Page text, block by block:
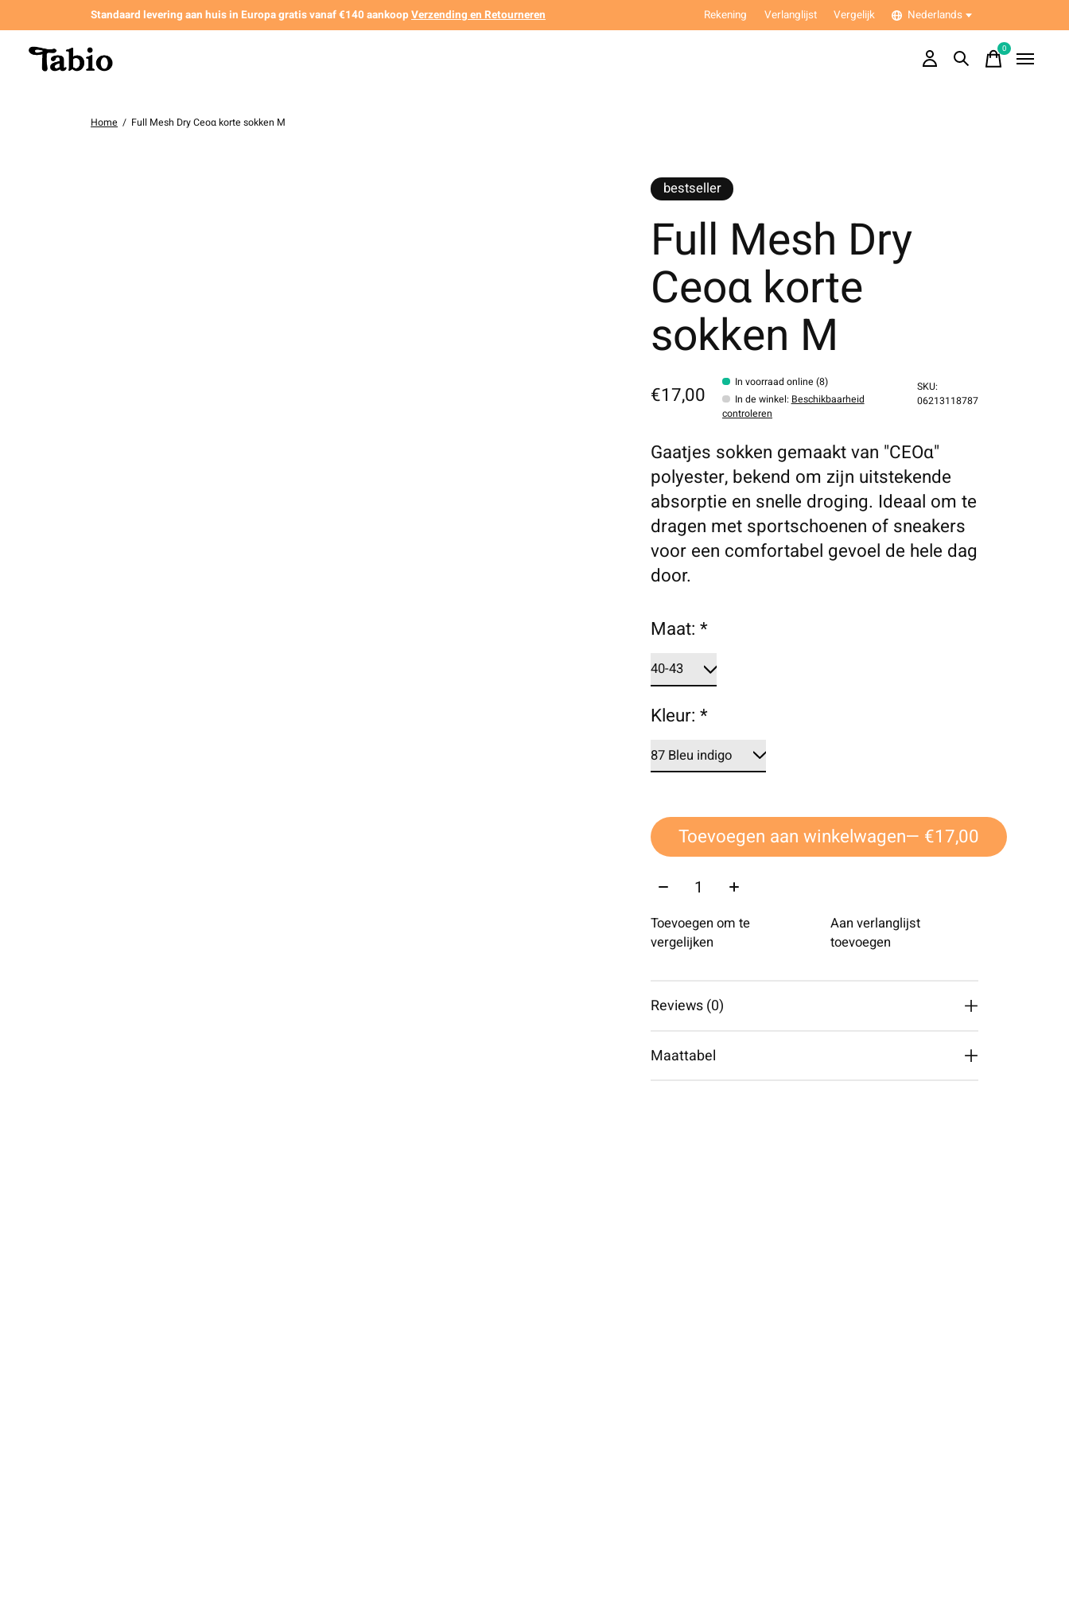
Standaard levering aan huis in Europa gratis vanaf €140 aankoop Verzending en Retourneren Rekening Verlanglijst Vergelijk Nederlands
0items
Home / Full Mesh Dry Ceoα korte sokken M
bestseller
Full Mesh Dry
Ceoα korte
sokken M
€17,00
In voorraad online (8)
In de winkel: Beschikbaarheid
controleren
SKU:
06213118787
Gaatjes sokken gemaakt van "CEOα"
polyester, bekend om zijn uitstekende
absorptie en snelle droging. Ideaal om te
dragen met sportschoenen of sneakers
voor een comfortabel gevoel de hele dag
door.
Maat:*
Kleur:*
Toevoegen aan winkelwagen
— €17,00
Aantal:
Toevoegen om te
vergelijken
Aan verlanglijst
toevoegen
Reviews (0)
Maattabel